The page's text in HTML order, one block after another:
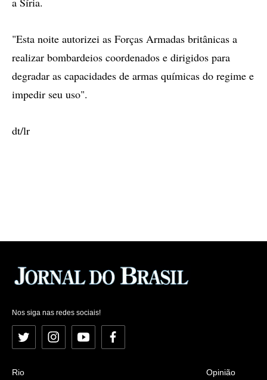
"Esta noite autorizei as Forças Armadas britânicas a
realizar bombardeios coordenados e dirigidos para
degradar as capacidades de armas químicas do regime e
impedir seu uso".
dt/lr
Nos siga nas redes sociais!
Twitter InstagramYouTubeFacebook
Rio
Opinião